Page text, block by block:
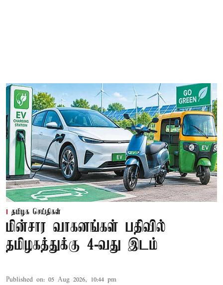
தமிழக செய்திகள்
மின்சார வாகனங்கள் பதிவில்
தமிழகத்துக்கு 4-வது இடம்
Published on: 05 Aug 2026, 10:44 pm